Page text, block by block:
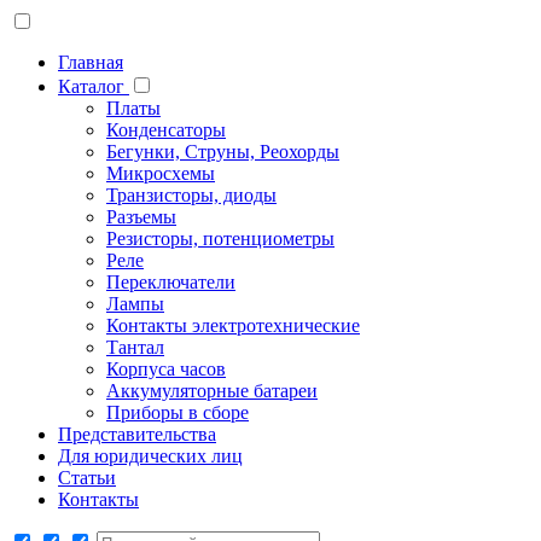
Главная
Каталог
Платы
Конденсаторы
Бегунки, Струны, Реохорды
Микросхемы
Транзисторы, диоды
Разъемы
Резисторы, потенциометры
Реле
Переключатели
Лампы
Контакты электротехнические
Тантал
Корпуса часов
Аккумуляторные батареи
Приборы в сборе
Представительства
Для юридических лиц
Статьи
Контакты